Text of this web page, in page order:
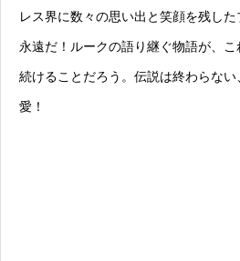
レス界に数々の思い出と笑顔を残し
永遠だ！ルークの語り継ぐ物語が、
続けることだろう。伝説は終わらな
愛！